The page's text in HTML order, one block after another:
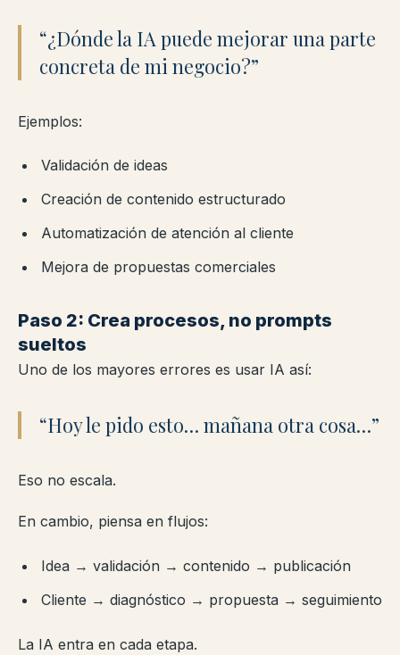
“¿Dónde la IA puede mejorar una parte
concreta de mi negocio?”
Ejemplos:
Validación de ideas
Creación de contenido estructurado
Automatización de atención al cliente
Mejora de propuestas comerciales
Paso 2: Crea procesos, no prompts
sueltos
Uno de los mayores errores es usar IA así:
“Hoy le pido esto… mañana otra cosa…”
Eso no escala.
En cambio, piensa en flujos:
Idea → validación → contenido → publicación
Cliente → diagnóstico → propuesta → seguimiento
La IA entra en cada etapa.